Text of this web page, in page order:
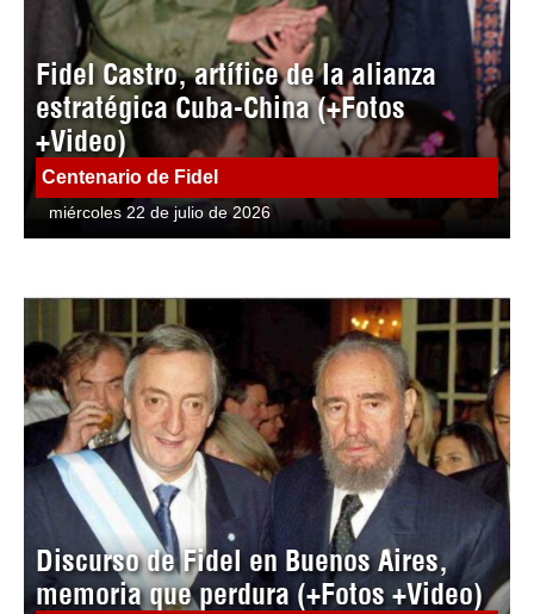
Fidel Castro, artífice de la alianza
estratégica Cuba-China (+Fotos
+Video)
Centenario de Fidel
miércoles 22 de julio de 2026
Discurso de Fidel en Buenos Aires,
memoria que perdura (+Fotos +Video)